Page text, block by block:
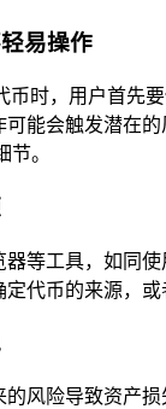
易操作
币时，用户首先
能会触发潜在
。
等工具，如同
代币的来源，
风险导致资产